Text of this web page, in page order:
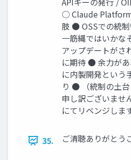
○ Claude
肢 ● OSSでの統
一筋縄ではいかな
アップデートがさ
に期待 ● 余力が
に内製開発という
り ● （統制の土
申し訳ございませ
にてリベンジしま
35. ご清聴ありがとう